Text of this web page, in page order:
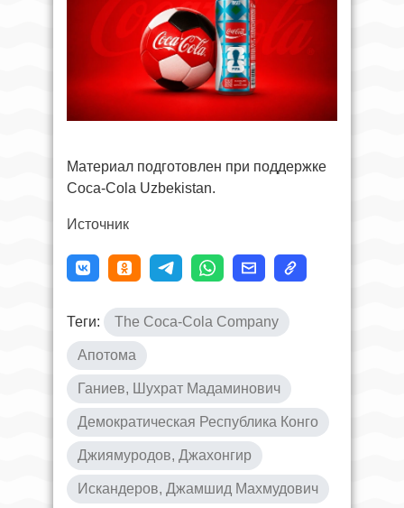
Материал подготовлен при поддержке
Coca-Cola Uzbekistan.
Источник
Теги: The Coca-Cola Company
Апотома
Ганиев, Шухрат Мадаминович
Демократическая Республика Конго
Джиямуродов, Джахонгир
Искандеров, Джамшид Махмудович